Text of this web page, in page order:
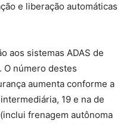
e liberação automáticas
aos sistemas ADAS de
O número destes
aumenta conforme a
19 e na de
frenagem autônoma